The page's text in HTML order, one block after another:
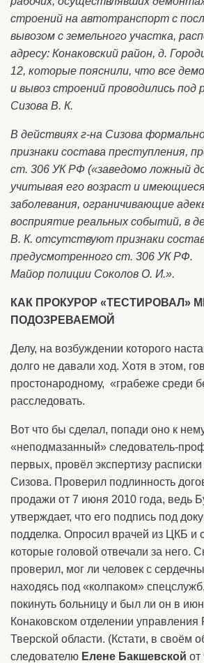
строений на автотранспорт с
вывозом с земельного участка,
адресу: Конаковский район, д.
12, которые пояснили, что все
и вывоз строений проводились под
Сизова В. К.
В действиях г-на Сизова
признаки состава преступления,
ст. 306 УК РФ («заведомо ложный
учитывая его возраст и
заболевания, ограничивающие
восприятие реальных событий, в
В. К. отсутствуют признаки
предусмотренного ст. 306 УК РФ.
Майор полиции Соколов О. И.».
КАК ПРОКУРОР «ТЕСТИРОВАЛ»
ПОДОЗРЕВАЕМОЙ
Делу, на возбуждении которого
долго не давали ход. Хотя в этом,
простонародному, «грабеже среди
расследовать.
Вот что бы сделал, попади оно к
«неподмазанный» следователь-
первых, провёл экспертизу
Сизова. Проверил подлинность
продажи от 7 июня 2010 года, ведь
утверждает, что его подпись под
подделка. Опросил врачей из ЦКБ и
которые головой отвечали за него.
проверил, мог ли человек с
находясь под «колпаком»
покинуть больницу и был ли он в
Конаковском отделении управления
Тверской области. (Кстати, в своём
следователю Елене Бакшевской от